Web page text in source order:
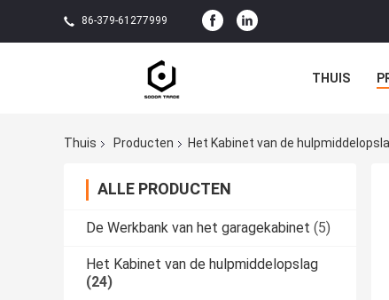
86-379-61277999
THUIS
Thuis Producten Het Kabinet van de
ALLE PRODUCTEN
De Werkbank van het garagekabinet (5)
Het Kabinet van de hulpmiddelopslag
(24)